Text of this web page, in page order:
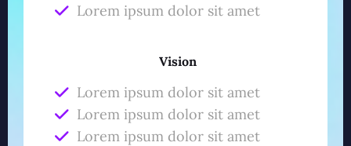
Lorem ipsum dolor sit amet
Vision
Lorem ipsum dolor sit amet
Lorem ipsum dolor sit amet
Lorem ipsum dolor sit amet